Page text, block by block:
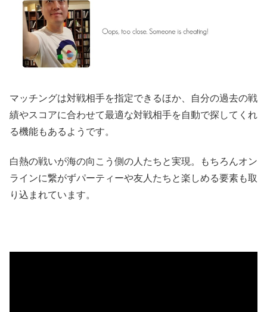
マッチングは対戦相手を指定できるほか、自分の過去の戦
績やスコアに合わせて最適な対戦相手を自動で探してくれ
る機能もあるようです。
白熱の戦いが海の向こう側の人たちと実現。もちろんオン
ラインに繋がずパーティーや友人たちと楽しめる要素も取
り込まれています。